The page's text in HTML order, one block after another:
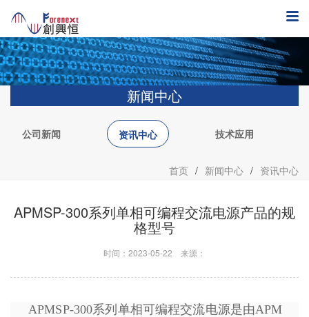
新闻中心
公司新闻 资讯中心 技术应用
首页 / 新闻中心 / 资讯中心
APMSP-300系列单相可编程交流电源产品的规
格型号
时间：2023-05-22 来源：
APMSP-300系列单相可编程交流电源是由APM